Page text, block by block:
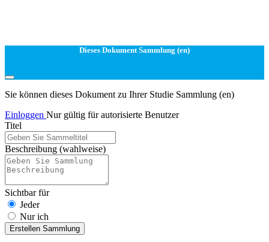
Dieses Dokument Sammlung (en)
Sie können dieses Dokument zu Ihrer Studie Sammlung (en)
Einloggen Nur gültig für autorisierte Benutzer
Titel
Beschreibung (wahlweise)
Sichtbar für
Jeder
Nur ich
Erstellen Sammlung